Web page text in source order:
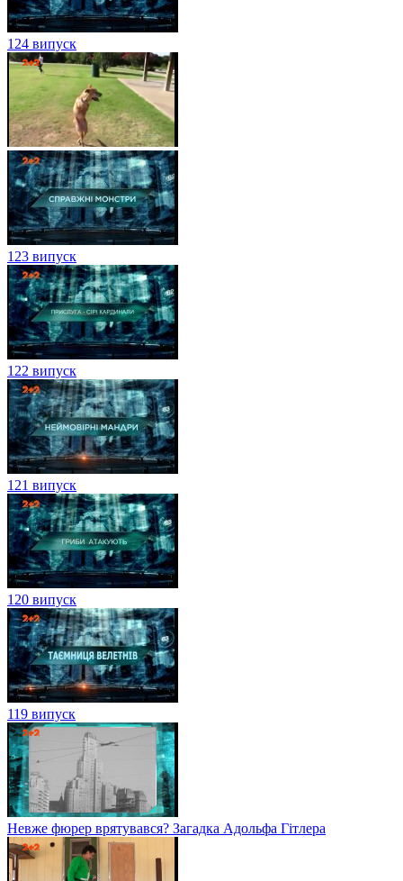
124 випуск
123 випуск
122 випуск
121 випуск
120 випуск
119 випуск
Невже фюрер врятувався? Загадка Адольфа Гітлера